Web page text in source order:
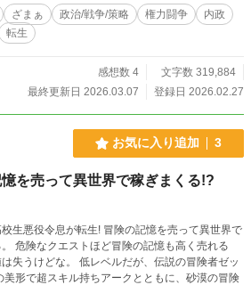
殺していく。 そして彼の側には、単なる愛人で
的な権力と野心」を持つ上級貴族令嬢たちが集
覇気と美貌で玉座を狙う公爵令嬢、裏帳簿を握る
機関の姫。 彼女たちとの婚姻は、甘いロマンスで
いの命と利益を預け合う「血の共犯関係」だ。 こ
ざまぁ 政治/戦争/策略 権力闘争
内政
転生
感想数 4
文字数 319,884
最終更新日 2026.03.07
登録日 2026.02.27
お気に入り追加 3
を売って異世界で稼ぎまくる!?
生悪役令息が転生! 冒険の記憶を売って異世界で
危険なクエストほど冒険の記憶も高く売れる
失うけどな。 低レベルだが、伝説の冒険者ゼッ
美形で超スキル持ちアークとともに、砂漠の冒険